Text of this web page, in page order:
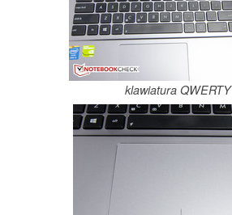
klawiatura QWERTY